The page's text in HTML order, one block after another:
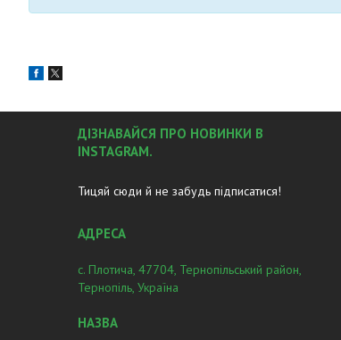
ДІЗНАВАЙСЯ ПРО НОВИНКИ В
INSTAGRAM.
Тицяй сюди й не забудь підписатися!
с. Плотича, 47704, Тернопільський район,
Тернопіль, Україна